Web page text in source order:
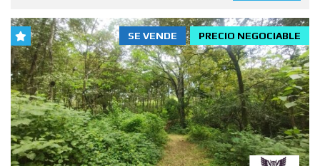
PRECIO NEGOCIABLE
SE VENDE